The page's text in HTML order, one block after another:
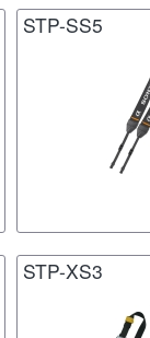
STP-SS5
STP-XS3